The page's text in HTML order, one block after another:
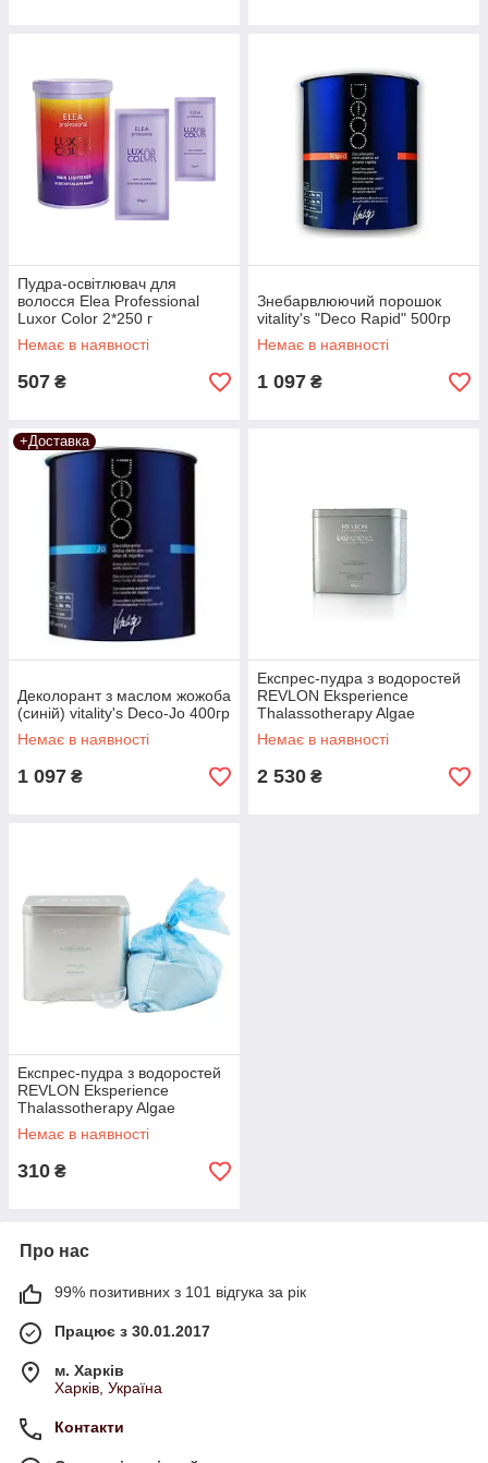
Пудра-освітлювач для
волосся Elea Professional
Luxor Color 2*250 г
Немає в наявності
507 ₴
Знебарвлюючий порошок
vitality's "Deco Rapid" 500гр
Немає в наявності
1 097 ₴
+Доставка
Деколорант з маслом жожоба
(синій) vitality's Deco-Jo 400гр
Немає в наявності
1 097 ₴
Експрес-пудра з водоростей
REVLON Eksperience
Thalassotherapy Algae
Powder 400 г
Немає в наявності
2 530 ₴
Експрес-пудра з водоростей
REVLON Eksperience
Thalassotherapy Algae
Powder 400 г 40 г
Немає в наявності
310 ₴
Про нас
99% позитивних з 101 відгука за рік
Працює з 30.01.2017
м. Харків
Харків, Україна
Контакти